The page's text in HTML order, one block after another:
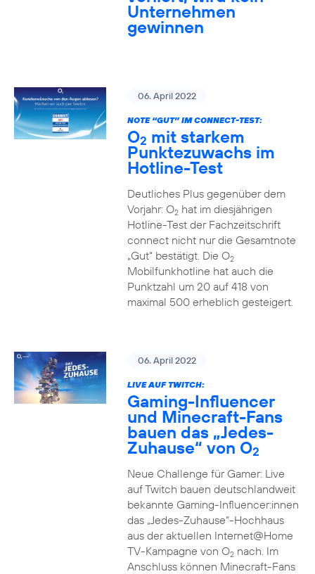
Unternehmen
gewinnen
06. April 2022
NOTE “GUT” IM CONNECT-TEST:
O2 mit starkem
Punktezuwachs im
Hotline-Test
Deutliches Plus gegenüber dem
Vorjahr: O2hat im diesjährigen
Hotline-Test der Fachzeitschrift
connect nicht nur die Gesamtnote
„Gut“ bestätigt. Die O2
Mobilfunkhotline hat auch die
Punktzahl um 20 auf 418 von
maximal 500 erheblich gesteigert.
06. April 2022
LIVE AUF TWITCH:
Gaming-Influencer
und Minecraft-Fans
bauen das „Jedes-
Zuhause“ von O2
Neue Challenge für Gamer: Live
auf Twitch bauen deutschlandweit
bekannte Gaming-Influencer:innen
das „Jedes-Zuhause“-Hochhaus
aus der aktuellen Internet@Home
TV-Kampagne von O2nach. Im
Anschluss können Minecraft-Fans